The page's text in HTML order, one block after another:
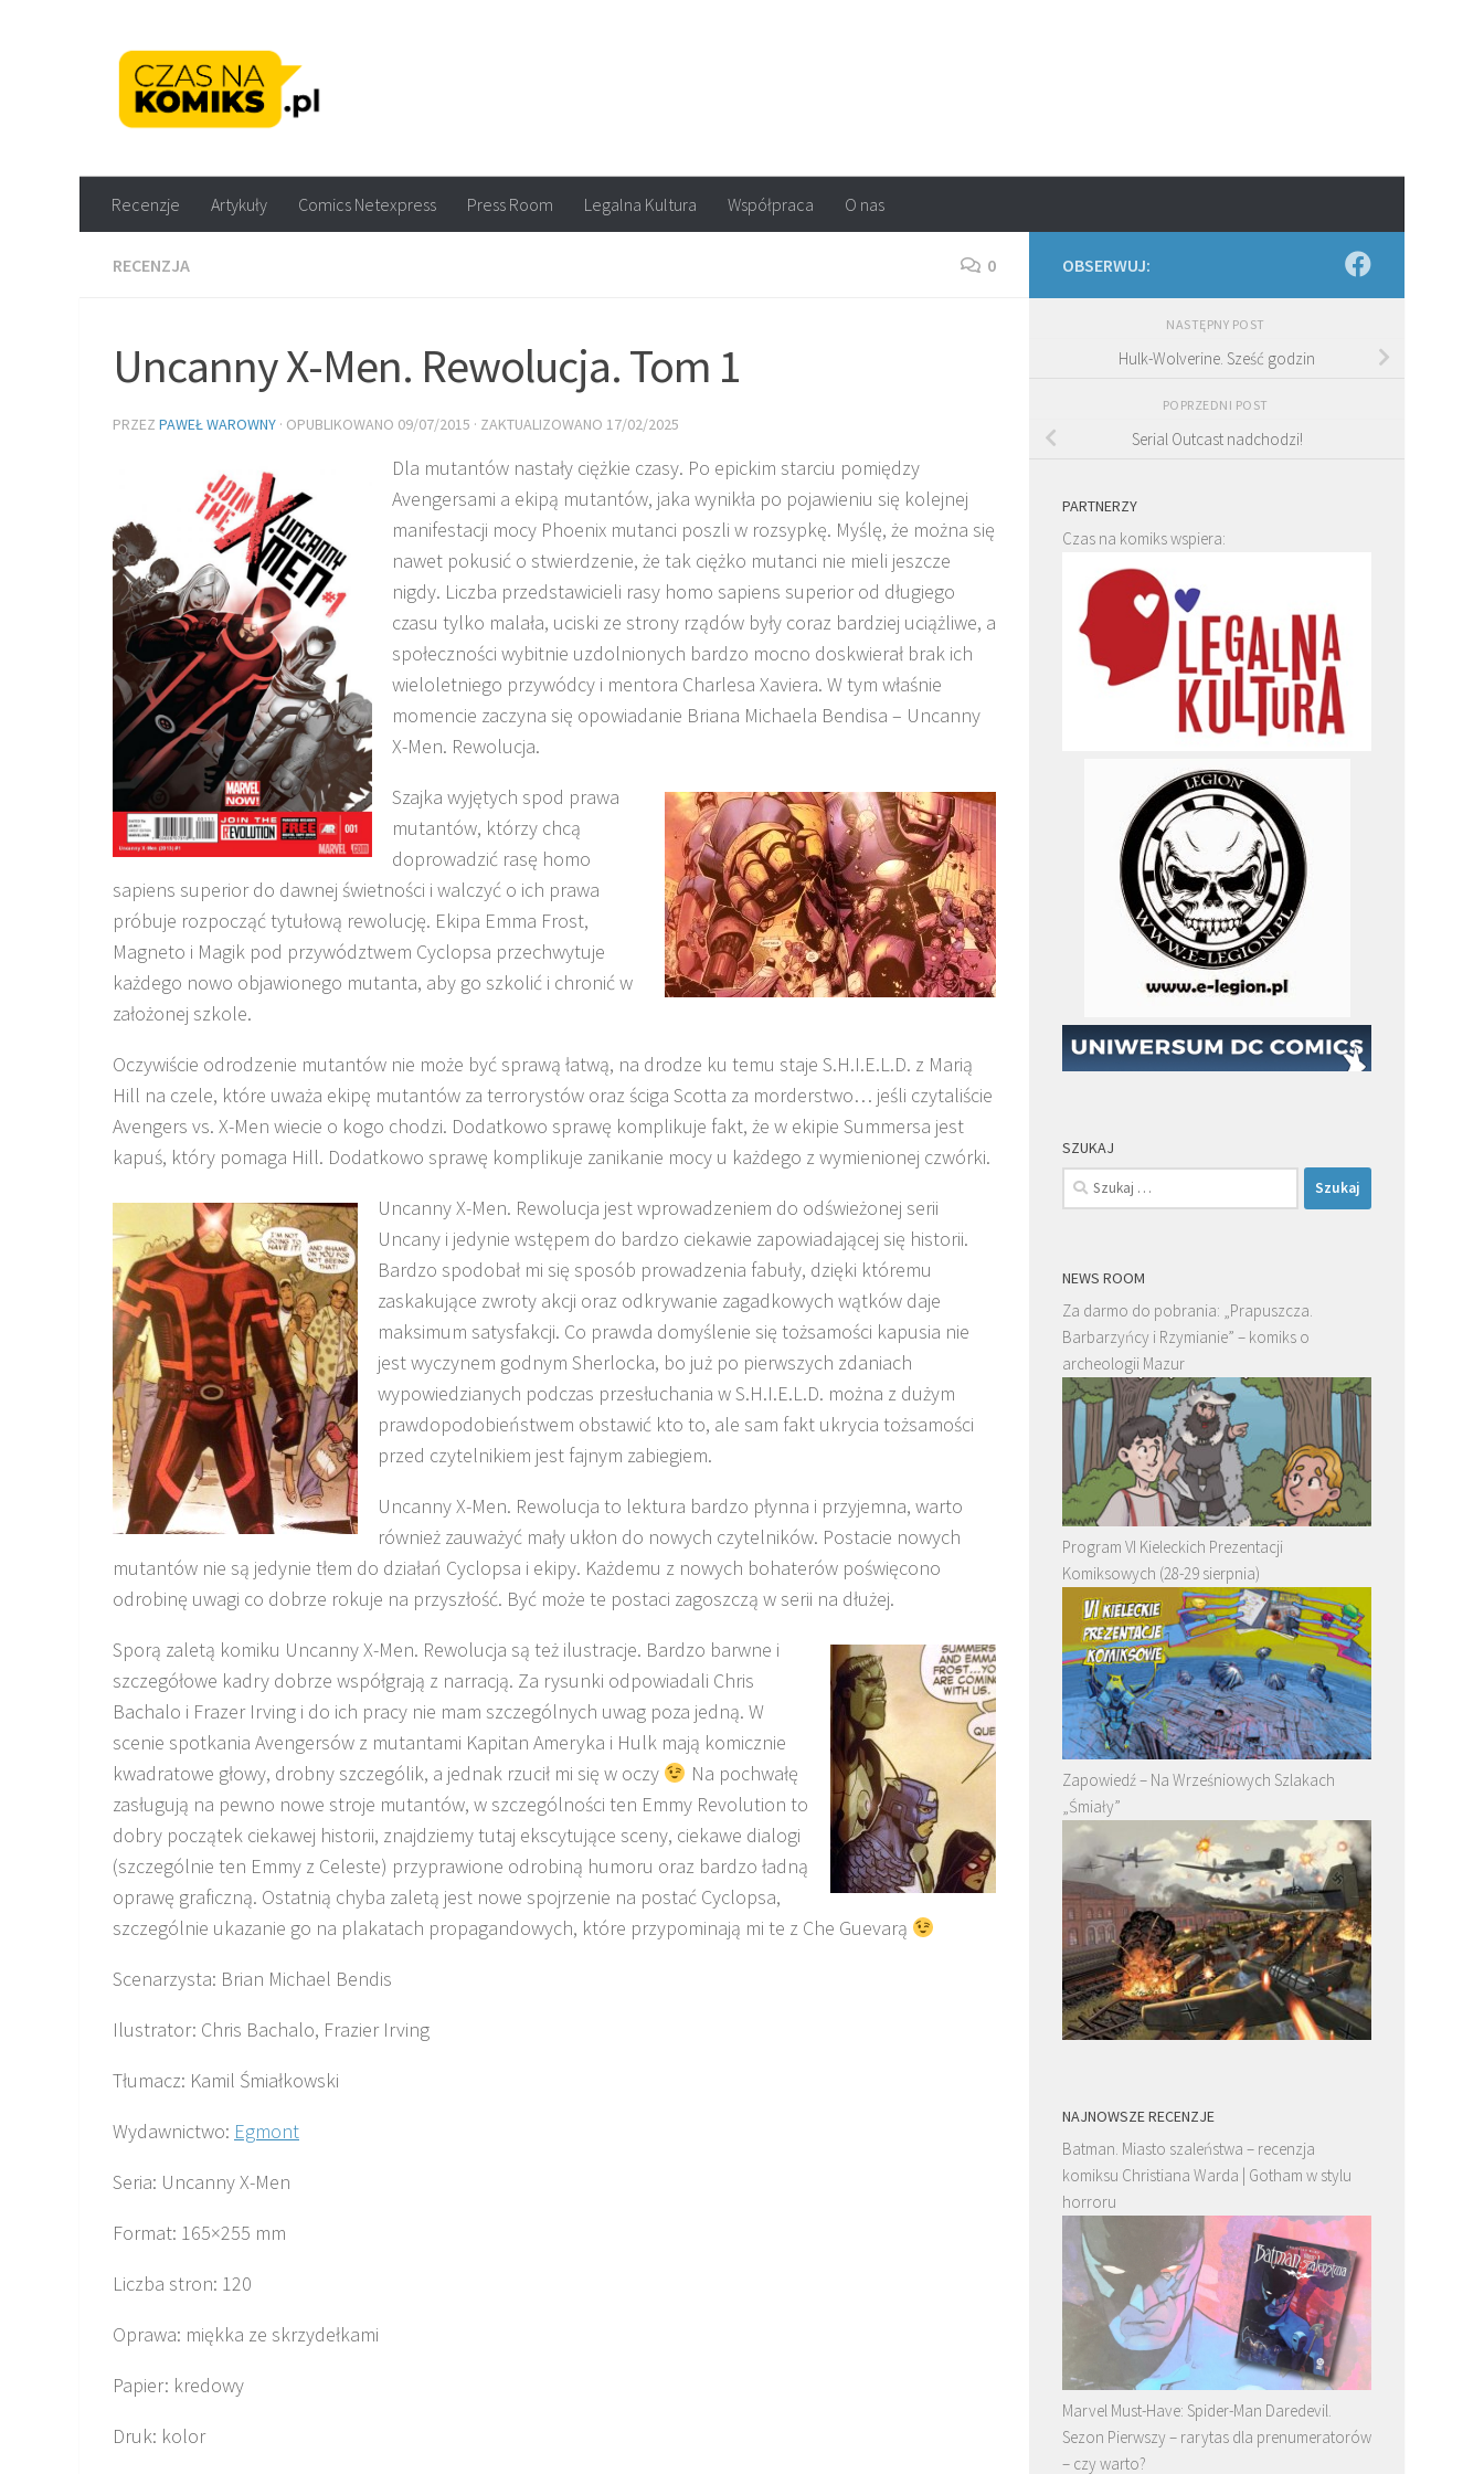
Recenzje Artykuły Comics Netexpress Press Room Legalna Kultura Współpraca O nas
RECENZJA 0
Uncanny X-Men. Rewolucja. Tom 1
PRZEZ PAWEŁ WAROWNY · OPUBLIKOWANO 09/07/2015 · ZAKTUALIZOWANO 17/02/2025
Dla mutantów nastały ciężkie czasy. Po epickim starciu pomiędzy
Avengersami a ekipą mutantów, jaka wynikła po pojawieniu się kolejnej
manifestacji mocy Phoenix mutanci poszli w rozsypkę. Myślę, że można się
nawet pokusić o stwierdzenie, że tak ciężko mutanci nie mieli jeszcze
nigdy. Liczba przedstawicieli rasy homo sapiens superior od długiego
czasu tylko malała, uciski ze strony rządów były coraz bardziej uciążliwe, a
społeczności wybitnie uzdolnionych bardzo mocno doskwierał brak ich
wieloletniego przywódcy i mentora Charlesa Xaviera. W tym właśnie
momencie zaczyna się opowiadanie Briana Michaela Bendisa – Uncanny
X-Men. Rewolucja.
Szajka wyjętych spod prawa
mutantów, którzy chcą
doprowadzić rasę homo
sapiens superior do dawnej świetności i walczyć o ich prawa
próbuje rozpocząć tytułową rewolucję. Ekipa Emma Frost,
Magneto i Magik pod przywództwem Cyclopsa przechwytuje
każdego nowo objawionego mutanta, aby go szkolić i chronić w
założonej szkole.
Oczywiście odrodzenie mutantów nie może być sprawą łatwą, na drodze ku temu staje S.H.I.E.L.D. z Marią
Hill na czele, które uważa ekipę mutantów za terrorystów oraz ściga Scotta za morderstwo… jeśli czytaliście
Avengers vs. X-Men wiecie o kogo chodzi. Dodatkowo sprawę komplikuje fakt, że w ekipie Summersa jest
kapuś, który pomaga Hill. Dodatkowo sprawę komplikuje zanikanie mocy u każdego z wymienionej czwórki.
Uncanny X-Men. Rewolucja jest wprowadzeniem do odświeżonej serii
Uncany i jedynie wstępem do bardzo ciekawie zapowiadającej się historii.
Bardzo spodobał mi się sposób prowadzenia fabuły, dzięki któremu
zaskakujące zwroty akcji oraz odkrywanie zagadkowych wątków daje
maksimum satysfakcji. Co prawda domyślenie się tożsamości kapusia nie
jest wyczynem godnym Sherlocka, bo już po pierwszych zdaniach
wypowiedzianych podczas przesłuchania w S.H.I.E.L.D. można z dużym
prawdopodobieństwem obstawić kto to, ale sam fakt ukrycia tożsamości
przed czytelnikiem jest fajnym zabiegiem.
Uncanny X-Men. Rewolucja to lektura bardzo płynna i przyjemna, warto
również zauważyć mały ukłon do nowych czytelników. Postacie nowych
mutantów nie są jedynie tłem do działań Cyclopsa i ekipy. Każdemu z nowych bohaterów poświęcono
odrobinę uwagi co dobrze rokuje na przyszłość. Być może te postaci zagoszczą w serii na dłużej.
Sporą zaletą komiku Uncanny X-Men. Rewolucja są też ilustracje. Bardzo barwne i
szczegółowe kadry dobrze współgrają z narracją. Za rysunki odpowiadali Chris
Bachalo i Frazer Irving i do ich pracy nie mam szczególnych uwag poza jedną. W
scenie spotkania Avengersów z mutantami Kapitan Ameryka i Hulk mają komicznie
kwadratowe głowy, drobny szczególik, a jednak rzucił mi się w oczy
Na pochwałę
zasługują na pewno nowe stroje mutantów, w szczególności ten Emmy Revolution to
dobry początek ciekawej historii, znajdziemy tutaj ekscytujące sceny, ciekawe dialogi
(szczególnie ten Emmy z Celeste) przyprawione odrobiną humoru oraz bardzo ładną
oprawę graficzną. Ostatnią chyba zaletą jest nowe spojrzenie na postać Cyclopsa,
szczególnie ukazanie go na plakatach propagandowych, które przypominają mi te z Che Guevarą
Scenarzysta: Brian Michael Bendis
Ilustrator: Chris Bachalo, Frazier Irving
Tłumacz: Kamil Śmiałkowski
Wydawnictwo: Egmont
Seria: Uncanny X-Men
Format: 165×255 mm
Liczba stron: 120
Oprawa: miękka ze skrzydełkami
Papier: kredowy
Druk: kolor
OBSERWUJ:
NASTĘPNY POST
Hulk-Wolverine. Sześć godzin
POPRZEDNI POST
Serial Outcast nadchodzi!
PARTNERZY
Czas na komiks wspiera:
SZUKAJ
Szukaj:
NEWS ROOM
Za darmo do pobrania: „Prapuszcza.
Barbarzyńcy i Rzymianie” – komiks o
archeologii Mazur
Program VI Kieleckich Prezentacji
Komiksowych (28-29 sierpnia)
Zapowiedź – Na Wrześniowych Szlakach
„Śmiały”
NAJNOWSZE RECENZJE
Batman. Miasto szaleństwa – recenzja
komiksu Christiana Warda | Gotham w stylu
horroru
Marvel Must-Have: Spider-Man Daredevil.
Sezon Pierwszy – rarytas dla prenumeratorów
– czy warto?